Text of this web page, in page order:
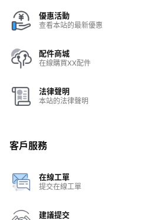
優惠活動
查看本站的最新優惠
配件商城
在線購買XX配件
法律聲明
本站的法律聲明
客戶服務
在線工單
提交在線工單
建議提交